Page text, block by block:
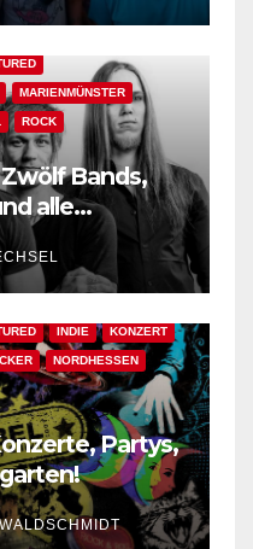
MARIENMÜNSTER
ROCK
Bands,
alle
INDIE KONZERT
NORDHESSEN
Partys,